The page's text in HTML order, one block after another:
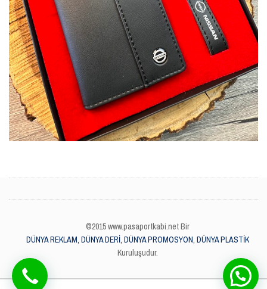
©2015 www.pasaportkabi.net Bir
DÜNYA REKLAM, DÜNYA DERİ, DÜNYA PROMOSYON, DÜNYA PLASTİK
Kuruluşudur.